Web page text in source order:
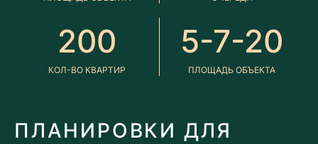
200
КОЛ-ВО КВАРТИР
5-7-20
ПЛОЩАДЬ ОБЪЕКТА
ПЛАНИРОВКИ ДЛЯ